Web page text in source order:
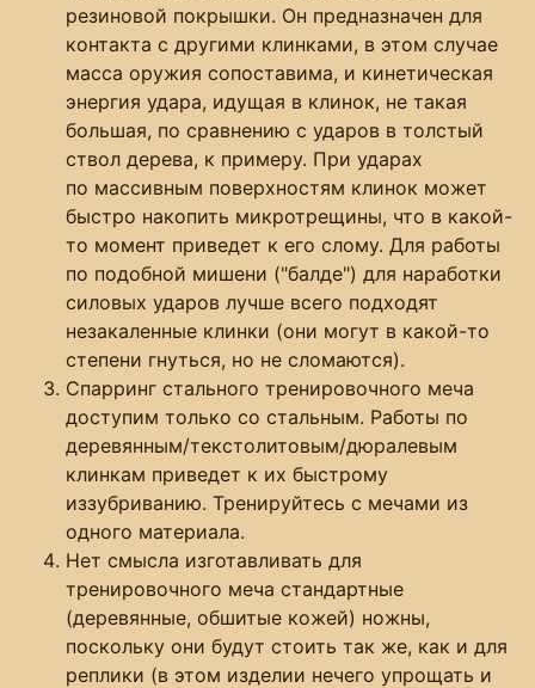
резиновой покрышки. Он предназначен для
контакта с другими клинками, в этом случае
масса оружия сопоставима, и кинетическая
энергия удара, идущая в клинок, не такая
большая, по сравнению с ударов в толстый
ствол дерева, к примеру. При ударах
по массивным поверхностям клинок может
быстро накопить микротрещины, что в какой-
то момент приведет к его слому. Для работы
по подобной мишени ("балде") для наработки
силовых ударов лучше всего подходят
незакаленные клинки (они могут в какой-то
степени гнуться, но не сломаются).
Спарринг стального тренировочного меча
доступим только со стальным. Работы по
деревянным/текстолитовым/дюралевым
клинкам приведет к их быстрому
иззубриванию. Тренируйтесь с мечами из
одного материала.
Нет смысла изготавливать для
тренировочного меча стандартные
(деревянные, обшитые кожей) ножны,
поскольку они будут стоить так же, как и для
реплики (в этом изделии нечего упрощать и